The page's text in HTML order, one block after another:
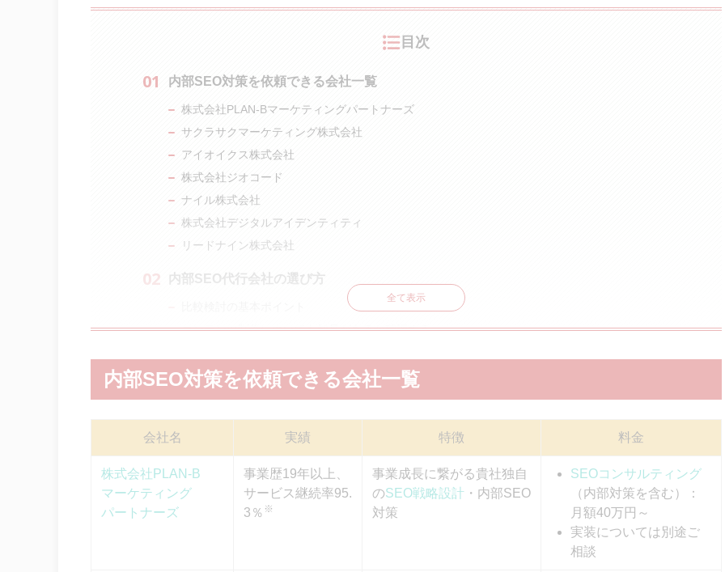
目次
内部SEO対策を依頼できる会社一覧
株式会社PLAN-Bマーケティングパートナーズ
サクラサクマーケティング株式会社
アイオイクス株式会社
株式会社ジオコード
ナイル株式会社
株式会社デジタルアイデンティティ
リードナイン株式会社
内部SEO代行会社の選び方
コンテンツ制作についても知見があるか確認する
内部SEO対策を代行会社へ依頼するメリット
ユーザーにコンテンツを届けるための土台作りができる
専門知識や経験を基にしたアドバイスをもらえる
内部SEO対策に含まれる施策一覧
注意点：内部施策はコツコツ続けることが大事
全て表示
内部SEO対策を依頼できる会社一覧
会社名 実績 特徴 料金
株式会社PLAN-B
マーケティング
パートナーズ
事業歴19年以上、
サービス継続率95.
3％ ※
事業成長に繋がる貴社独自
のSEO戦略設計 ・内部SEO
対策
SEOコンサルティング
（内部対策を含む）：
月額40万円～
実装については別途ご
相談